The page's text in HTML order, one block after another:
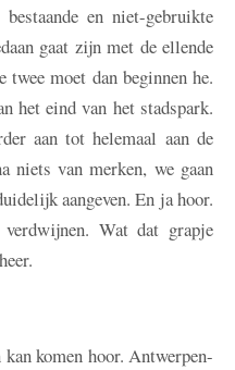
en niet-gebruikte
gaat zijn met de ellende
twee moet dan beginnen he.
het eind van het stadspark.
aan tot helemaal aan de
niets van merken, we gaan
aangeven. En ja hoor.
Wat dat grapje
komen hoor. Antwerpen-